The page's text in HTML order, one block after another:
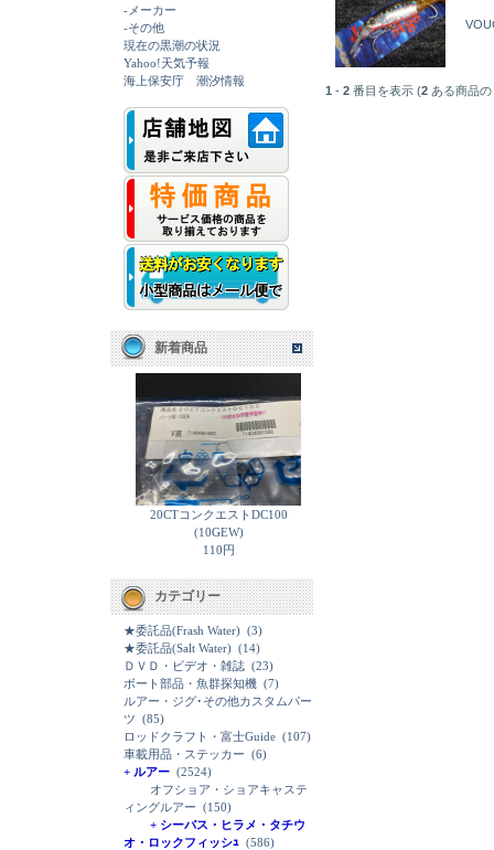
-メーカー
-その他
現在の黒潮の状況
Yahoo!天気予報
海上保安庁 潮汐情報
新着商品
20CTコンクエストDC100
(10GEW)
110円
カテゴリー
★委託品(Frash Water) (3)
★委託品(Salt Water) (14)
ＤＶＤ・ビデオ・雑誌 (23)
ボート部品・魚群探知機 (7)
ルアー・ジグ･その他カスタムパー
ツ (85)
ロッドクラフト・富士Guide (107)
車載用品・ステッカー (6)
+ ルアー (2524)
オフショア・ショアキャステ
ィングルアー (150)
+ シーバス・ヒラメ・タチウ
オ・ロックフィッシｭ (586)
1 - 2 番目を表示 (2 ある商品